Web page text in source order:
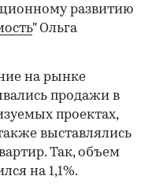
развитию
" Ольга
на рынке
продажи в
проектах,
выставлялись
Так, объем
на 1,1%.